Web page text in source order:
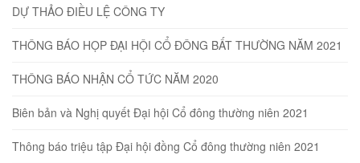
DỰ THẢO ĐIỀU LỆ CÔNG TY
THÔNG BÁO HỌP ĐẠI HỘI CỔ ĐÔNG BẤT THƯỜNG NĂM 2021
THÔNG BÁO NHẬN CỔ TỨC NĂM 2020
Biên bản và Nghị quyết Đại hội Cổ đông thường niên 2021
Thông báo triệu tập Đại hội đồng Cổ đông thường niên 2021